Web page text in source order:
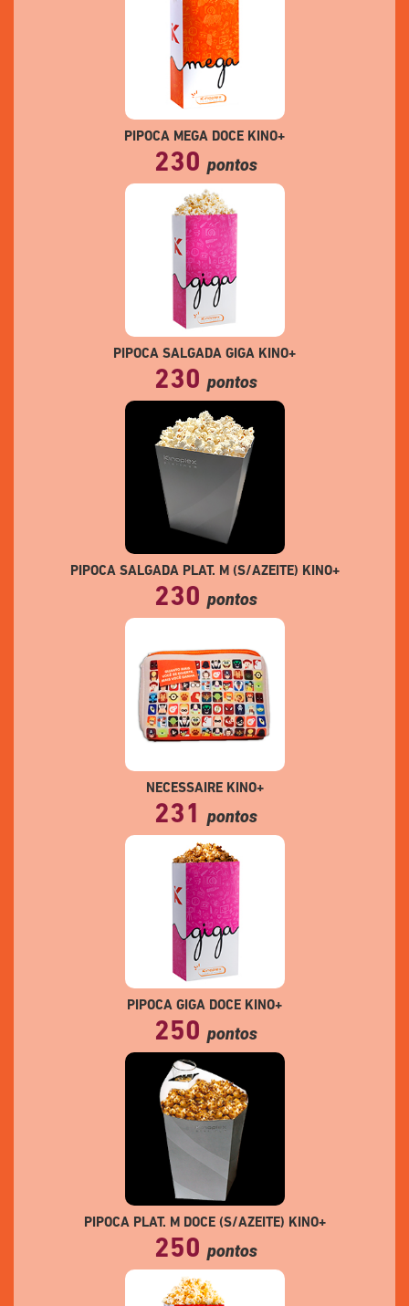
PIPOCA MEGA DOCE KINO+
230 pontos
PIPOCA SALGADA GIGA KINO+
230 pontos
PIPOCA SALGADA PLAT. M (S/AZEITE) KINO+
230 pontos
NECESSAIRE KINO+
231 pontos
PIPOCA GIGA DOCE KINO+
250 pontos
PIPOCA PLAT. M DOCE (S/AZEITE) KINO+
250 pontos